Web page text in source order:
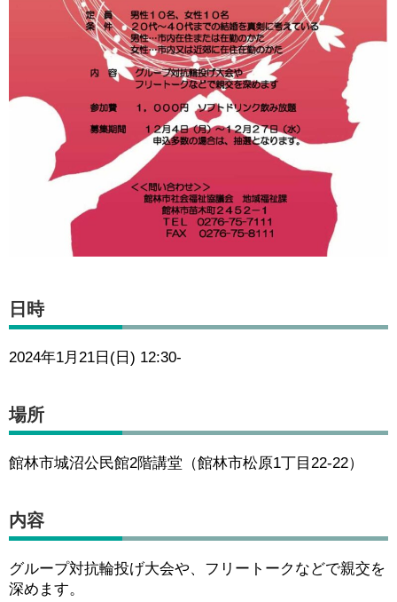
日時
2024年1月21日(日) 12:30-
場所
館林市城沼公民館2階講堂（館林市松原1丁目22-22）
内容
グループ対抗輪投げ大会や、フリートークなどで親交を
深めます。